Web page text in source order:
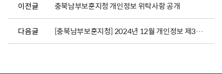
이전글 충북남부보훈지청 개인정보 위탁사항 공개
다음글 [충북남부보훈지청] 2024년 12월 개인정보 제3자제공 및 개인정보 출력물 파기사실 고지